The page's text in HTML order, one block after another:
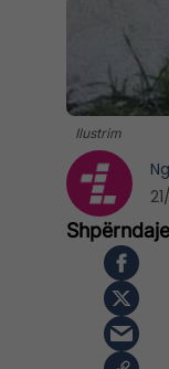
Ilustrim